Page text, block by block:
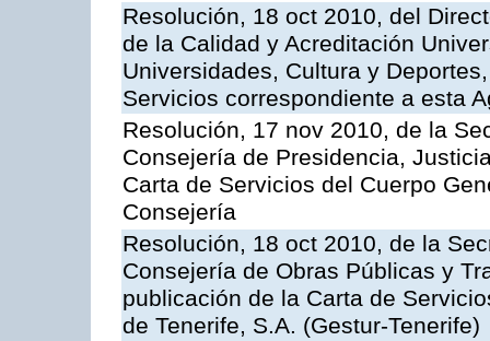
Resolución, 18 oct 2010, del
de la Calidad y Acreditación
Universidades, Cultura y
Servicios correspondiente a esta
Resolución, 17 nov 2010, de la
Consejería de Presidencia,
Carta de Servicios del Cuerpo
Consejería
Resolución, 18 oct 2010, de la
Consejería de Obras Públicas y
publicación de la Carta de
de Tenerife, S.A. (Gestur-Tenerife)